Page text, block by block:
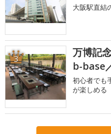
大阪駅直結
3
万博記
b-base
初心者でも
が楽しめる